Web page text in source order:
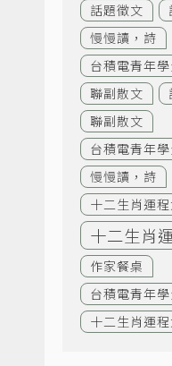
話題徵文
慢慢讀，詩
台積電青年
聯副散文
聯副散文
台積電青年
慢慢讀，詩
十二生肖運
十二生肖
作家餐桌
台積電青年
十二生肖運